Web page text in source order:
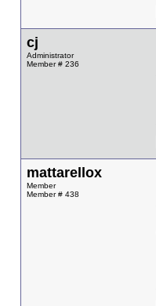
cj
Administrator
Member # 236
mattarellox
Member
Member # 438